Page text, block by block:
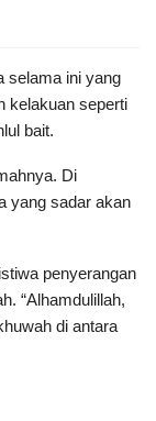
selama ini yang
kelakuan seperti
bait.
Di
yang sadar akan
penyerangan
“Alhamdulillah,
di antara